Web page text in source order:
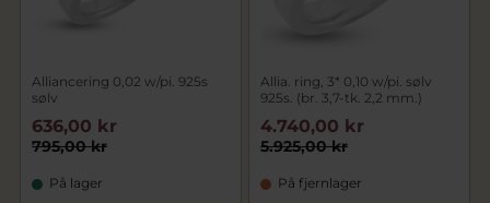
Alliancering 0,02 w/pi. 925s
sølv
795,00 kr
636,00 kr
På lager
Allia. ring, 3* 0,10 w/pi. sølv
925s. (br. 3,7-tk. 2,2 mm.)
5.925,00 kr
4.740,00 kr
På fjernlager